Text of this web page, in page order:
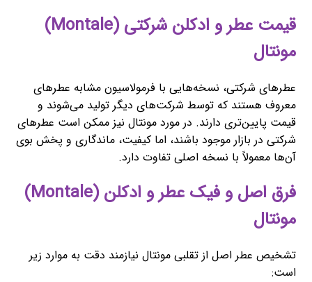
قیمت عطر و ادکلن شرکتی (Montale)
مونتال
عطرهای شرکتی، نسخه‌هایی با فرمولاسیون مشابه عطرهای
معروف هستند که توسط شرکت‌های دیگر تولید می‌شوند و
قیمت پایین‌تری دارند. در مورد مونتال نیز ممکن است عطرهای
شرکتی در بازار موجود باشند، اما کیفیت، ماندگاری و پخش بوی
آن‌ها معمولاً با نسخه اصلی تفاوت دارد.
فرق اصل و فیک عطر و ادکلن (Montale)
مونتال
تشخیص عطر اصل از تقلبی مونتال نیازمند دقت به موارد زیر
است: